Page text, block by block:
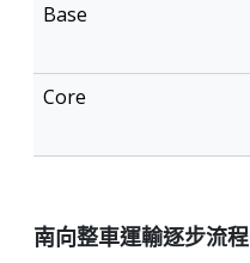
南向整車運輸逐步流程